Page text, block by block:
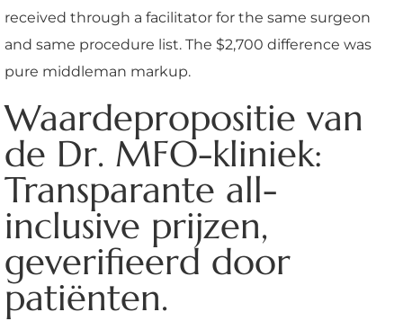
received through a facilitator for the same surgeon
and same procedure list. The $2,700 difference was
pure middleman markup.
Waardepropositie van
de Dr. MFO-kliniek:
Transparante all-
inclusive prijzen,
geverifieerd door
patiënten.